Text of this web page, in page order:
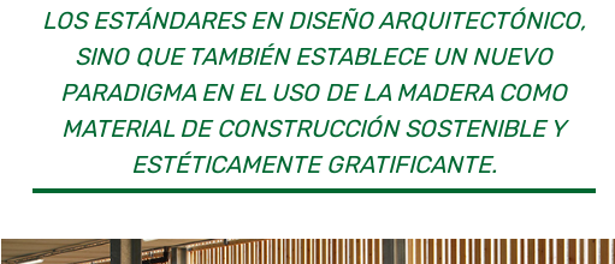
LOS ESTÁNDARES EN DISEÑO ARQUITECTÓNICO,
SINO QUE TAMBIÉN ESTABLECE UN NUEVO
PARADIGMA EN EL USO DE LA MADERA COMO
MATERIAL DE CONSTRUCCIÓN SOSTENIBLE Y
ESTÉTICAMENTE GRATIFICANTE.